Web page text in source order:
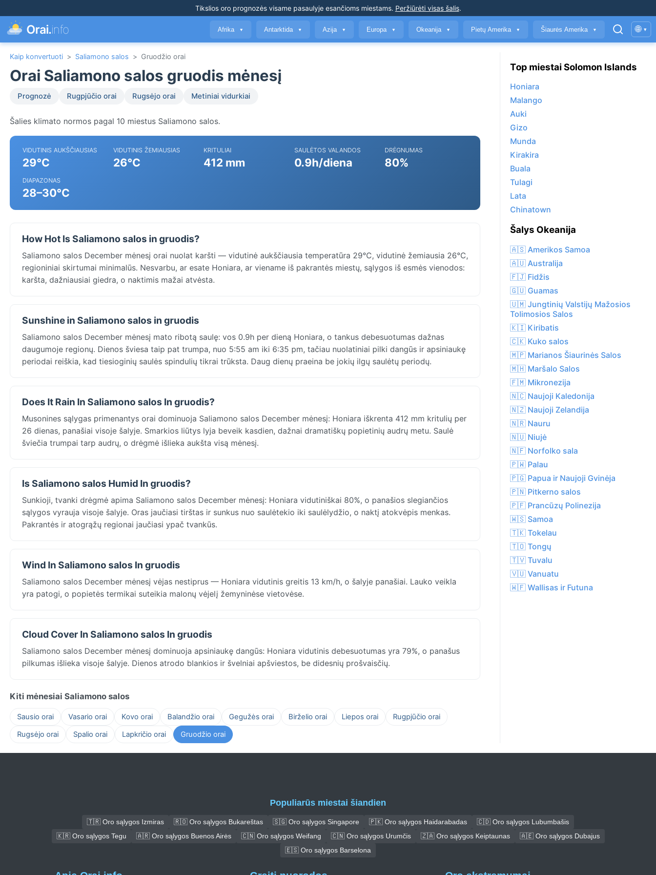
Tikslios oro prognozėsvisame pasaulyje esančioms miestams. Peržiūrėti visas šalis.
Orai.info Afrika ▼ Antarktida ▼ Azija ▼ Europa ▼ Okeanija ▼ Pietų Amerika ▼ Šiaurės Amerika ▼ 🌐 ▾
Kaip konvertuoti > Saliamono salos > Gruodžio orai
Orai Saliamono salos gruodis mėnesį
Prognozė Rugpjūčio orai Rugsėjo orai Metiniai vidurkiai
Šalies klimato normos pagal 10 miestus Saliamono salos.
VIDUTINIS AUKŠČIAUSIAS
29°C
VIDUTINIS ŽEMIAUSIAS
26°C
KRITULIAI
412 mm
SAULĖTOS VALANDOS
0.9h/diena
DRĖGNUMAS
80%
DIAPAZONAS
28–30°C
How Hot Is Saliamono salos in gruodis?
Saliamono salos December mėnesį orai nuolat karšti — vidutinė aukščiausia temperatūra 29°C, vidutinė žemiausia 26°C,
regioniniai skirtumai minimalūs. Nesvarbu, ar esate Honiara, ar viename iš pakrantės miestų, sąlygos iš esmės vienodos:
karšta, dažniausiai giedra, o naktimis mažai atvėsta.
Sunshine in Saliamono salos in gruodis
Saliamono salos December mėnesį mato ribotą saulę: vos 0.9h per dieną Honiara, o tankus debesuotumas dažnas
daugumoje regionų. Dienos šviesa taip pat trumpa, nuo 5:55 am iki 6:35 pm, tačiau nuolatiniai pilki dangūs ir apsiniaukę
periodai reiškia, kad tiesioginių saulės spindulių tikrai trūksta. Daug dienų praeina be jokių ilgų saulėtų periodų.
Does It Rain In Saliamono salos In gruodis?
Musonines sąlygas primenantys orai dominuoja Saliamono salos December mėnesį: Honiara iškrenta 412 mm kritulių per
26 dienas, panašiai visoje šalyje. Smarkios liūtys lyja beveik kasdien, dažnai dramatiškų popietinių audrų metu. Saulė
šviečia trumpai tarp audrų, o drėgmė išlieka aukšta visą mėnesį.
Is Saliamono salos Humid In gruodis?
Sunkioji, tvanki drėgmė apima Saliamono salos December mėnesį: Honiara vidutiniškai 80%, o panašios slegiančios
sąlygos vyrauja visoje šalyje. Oras jaučiasi tirštas ir sunkus nuo saulėtekio iki saulėlydžio, o naktį atokvėpis menkas.
Pakrantės ir atogrąžų regionai jaučiasi ypač tvankūs.
Wind In Saliamono salos In gruodis
Saliamono salos December mėnesį vėjas nestiprus — Honiara vidutinis greitis 13 km/h, o šalyje panašiai. Lauko veikla
yra patogi, o popietės termikai suteikia malonų vėjelį žemyninėse vietovėse.
Cloud Cover In Saliamono salos In gruodis
Saliamono salos December mėnesį dominuoja apsiniaukę dangūs: Honiara vidutinis debesuotumas yra 79%, o panašus
pilkumas išlieka visoje šalyje. Dienos atrodo blankios ir švelniai apšviestos, be didesnių prošvaisčių.
Kiti mėnesiai Saliamono salos
Sausio orai Vasario orai Kovo orai Balandžio orai Gegužės orai Birželio orai Liepos orai
Rugpjūčio orai
Rugsėjo orai
Spalio orai Lapkričio orai Gruodžio orai
Top miestai Solomon Islands
Honiara
Malango
Auki
Gizo
Munda
Kirakira
Buala
Tulagi
Lata
Chinatown
Šalys Okeanija
🇦🇸 Amerikos Samoa
🇦🇺 Australija
🇫🇯 Fidžis
🇬🇺 Guamas
🇺🇲 Jungtinių Valstijų Mažosios
Tolimosios Salos
🇰🇮 Kiribatis
🇨🇰 Kuko salos
🇲🇵 Marianos Šiaurinės Salos
🇲🇭 Maršalo Salos
🇫🇲 Mikronezija
🇳🇨 Naujoji Kaledonija
🇳🇿 Naujoji Zelandija
🇳🇷 Nauru
🇳🇺 Niujė
🇳🇫 Norfolko sala
🇵🇼 Palau
🇵🇬 Papua ir Naujoji Gvinėja
🇵🇳 Pitkerno salos
🇵🇫 Prancūzų Polinezija
🇼🇸 Samoa
🇹🇰 Tokelau
🇹🇴 Tongų
🇹🇻 Tuvalu
🇻🇺 Vanuatu
🇼🇫 Wallisas ir Futuna
Populiarūs miestai šiandien
🇹🇷 Oro sąlygos Izmiras 🇷🇴 Oro sąlygos Bukareštas 🇸🇬 Oro sąlygos Singapore 🇵🇰 Oro sąlygos Haidarabadas
🇨🇩 Oro sąlygos Lubumbašis
🇰🇷 Oro sąlygos Tegu
🇦🇷 Oro sąlygos Buenos Airės 🇨🇳 Oro sąlygos Weifang 🇨🇳 Oro sąlygos Urumčis 🇿🇦 Oro sąlygos Keiptaunas
🇦🇪 Oro sąlygos Dubajus
🇪🇸 Oro sąlygos Barselona